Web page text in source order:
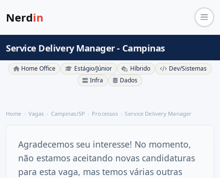
Nerdin
Service Delivery Manager - Campinas
Home Office Estágio/Júnior Híbrido
Dev/Sistemas
Infra
Dados
Home Vagas Campinas/SP Processos Service Delivery Manager
Agradecemos seu interesse! No momento,
não estamos aceitando novas candidaturas
para esta vaga, mas temos várias outras